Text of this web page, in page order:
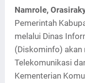
Namrole,
Pemerintah
melalui Dinas
(Diskominfo) akan
Telekomunikasi
Kementerian